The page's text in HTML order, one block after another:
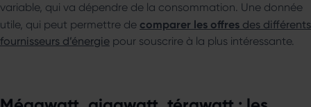
variable, qui va dépendre de la consommation. Une donnée
utile, qui peut permettre de comparer les offres des différents
fournisseurs d’énergie pour souscrire à la plus intéressante.